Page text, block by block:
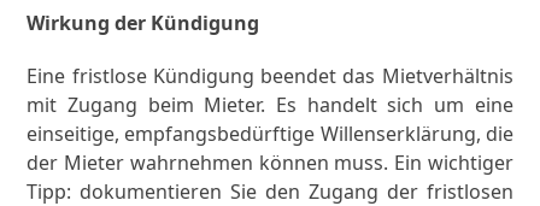
Wirkung der Kündigung
Eine fristlose Kündigung beendet das Mietverhältnis
mit Zugang beim Mieter. Es handelt sich um eine
einseitige, empfangsbedürftige Willenserklärung, die
der Mieter wahrnehmen können muss. Ein wichtiger
Tipp: dokumentieren Sie den Zugang der fristlosen